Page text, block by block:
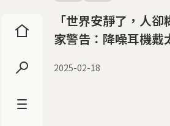
「世界安靜了，人
家警告：降噪耳機戴
2025-02-18